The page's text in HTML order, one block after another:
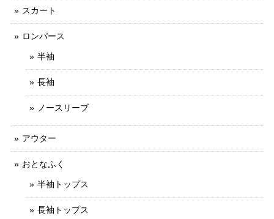
スカート
ロンパース
半袖
長袖
ノースリーブ
アウター
おとなふく
半袖トップス
長袖トップス